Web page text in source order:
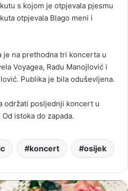
s kojom je otpjevala pjesmu
otpjevala Blago meni i
je na prethodna tri koncerta u
Voyagea, Radu Manojlović i
Publika je bila oduševljena.
održati posljednji koncert u
istoka do zapada.
koncert osijek